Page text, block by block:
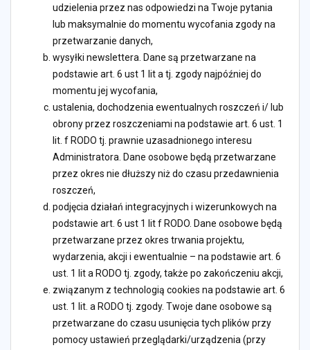
udzielenia przez nas odpowiedzi na Twoje pytania
lub maksymalnie do momentu wycofania zgody na
przetwarzanie danych,
wysyłki newslettera. Dane są przetwarzane na
podstawie art. 6 ust 1 lit a tj. zgody najpóźniej do
momentu jej wycofania,
ustalenia, dochodzenia ewentualnych roszczeń i/ lub
obrony przez roszczeniami na podstawie art. 6 ust. 1
lit. f RODO tj. prawnie uzasadnionego interesu
Administratora. Dane osobowe będą przetwarzane
przez okres nie dłuższy niż do czasu przedawnienia
roszczeń,
podjęcia działań integracyjnych i wizerunkowych na
podstawie art. 6 ust 1 lit f RODO. Dane osobowe będą
przetwarzane przez okres trwania projektu,
wydarzenia, akcji i ewentualnie – na podstawie art. 6
ust. 1 lit a RODO tj. zgody, także po zakończeniu akcji,
związanym z technologią cookies na podstawie art. 6
ust. 1 lit. a RODO tj. zgody. Twoje dane osobowe są
przetwarzane do czasu usunięcia tych plików przy
pomocy ustawień przeglądarki/urządzenia (przy